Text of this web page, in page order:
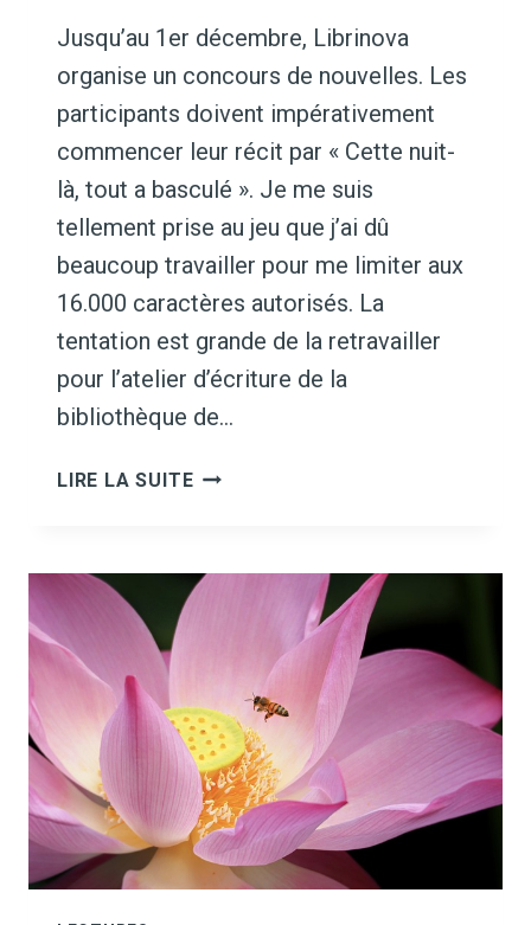
Jusqu’au 1er décembre, Librinova
organise un concours de nouvelles. Les
participants doivent impérativement
commencer leur récit par « Cette nuit-
là, tout a basculé ». Je me suis
tellement prise au jeu que j’ai dû
beaucoup travailler pour me limiter aux
16.000 caractères autorisés. La
tentation est grande de la retravailler
pour l’atelier d’écriture de la
bibliothèque de…
LIRE LA SUITECONCOURS
DES
RÉVÉLATIONS